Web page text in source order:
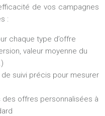
de vos campagnes
:
chaque type d’offre
valeur moyenne du
suivi précis pour mesurer
offres personnalisées à